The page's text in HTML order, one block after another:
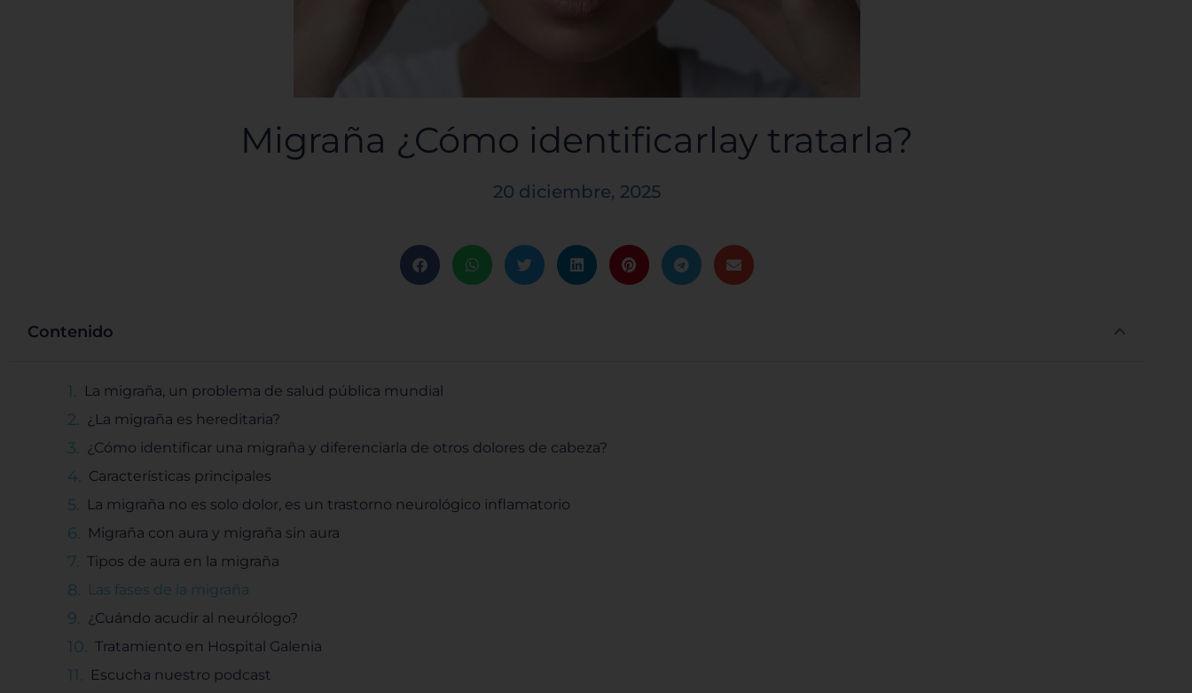
Migraña ¿Cómo identificarlay tratarla?
20 diciembre, 2025
Contenido
La migraña, un problema de salud pública mundial
¿La migraña es hereditaria?
¿Cómo identificar una migraña y diferenciarla de otros dolores de cabeza?
Características principales
La migraña no es solo dolor, es un trastorno neurológico inflamatorio
Migraña con aura y migraña sin aura
Tipos de aura en la migraña
Las fases de la migraña
¿Cuándo acudir al neurólogo?
Tratamiento en Hospital Galenia
Escucha nuestro podcast